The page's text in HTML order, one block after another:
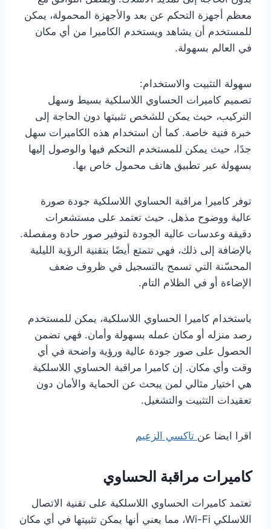
معظم أجهزة التحكم عن بعد والأجهزة المحمولة، يمكن
للمستخدم أن يشاهد ويستخدم الكاميرا من أي مكان
في العالم بسهولة.
سهولة التثبيت والاستخدام:
تصميم كاميرات الحساوي اللاسلكية بسيط وسهل
التركيب، حيث يمكن للشخص تثبيتها دون الحاجة إلى
خبرة فنية خاصة. كما أن استخدام هذه الكاميرات سهل
جدًا، حيث يمكن للمستخدم التحكم فيها والوصول إليها
بسهولة عبر تطبيق هاتف محمول خاص بها.
توفر كاميرا مراقبة الحساوي اللاسلكية جودة صورة
عالية ووضوح مذهل. حيث تعتمد على مستشعرات
دقيقة وعدسات عالية الجودة لتوفير صور حادة ومفصلة.
بالإضافة إلى ذلك، فهي تتمتع أيضًا بتقنية الرؤية الليلية
المحسّنة التي تسمح بالتسجيل في ظروف ضعف
الإضاءة أو في الظلام التام.
باستخدام كاميرا الحساوي اللاسلكية، يمكن للمستخدم
رصد منزله أو مكان عمله بسهولة وأمان. فهي تضمن
الحصول على صور جودة عالية ورؤية واضحة في أي
وقت وأي مكان. إن كاميرا مراقبة الحساوي اللاسلكية
هي اختيار مثالي لمن يبحث عن الحماية والأمان دون
تعقيدات التثبيت والتشغيل.
اقرا ايضا عن تاكسي الزعيم
كاميرات مراقبة الحساوي
تعتمد كاميرات الحساوي اللاسلكية على تقنية الاتصال
اللاسلكي Wi-Fi، مما يعني أنها يمكن تثبيتها في أي مكان